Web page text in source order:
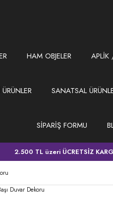
HAM OBJELER
SANATSAL
SİPARİŞ FORMU
2.500 TL üzeri ÜCRETSİZ